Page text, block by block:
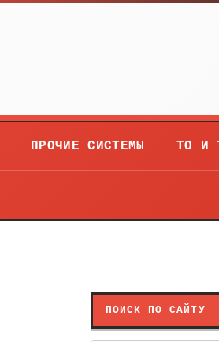
ПРОЧИЕ СИСТЕМЫ ТО И
ПОИСК ПО САЙТУ